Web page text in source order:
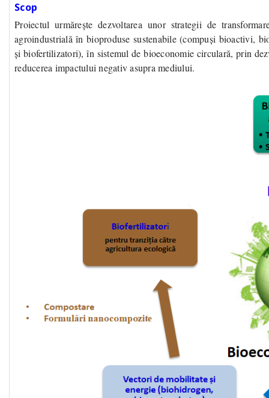
Scop
Proiectul urmărește dezvoltarea unor strategii de
agroindustrială în bioproduse sustenabile (compuși bioactivi,
și biofertilizatori), în sistemul de bioeconomie circulară, prin
reducerea impactului negativ asupra mediului.